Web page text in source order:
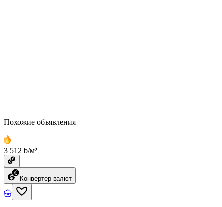
Похожие объявления
3 512 ƃ/м²
Конвертер валют